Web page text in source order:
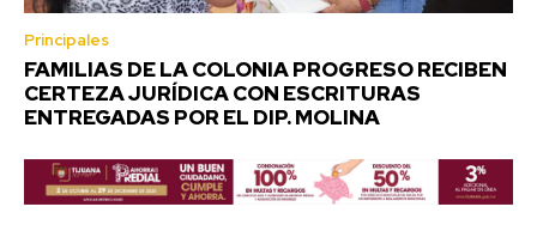
Principales
FAMILIAS DE LA COLONIA PROGRESO RECIBEN
CERTEZA JURÍDICA CON ESCRITURAS
ENTREGADAS POR EL DIP. MOLINA